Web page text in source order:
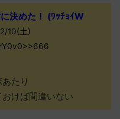
決めた！ (ﾜｯﾁｮｲW
10(土)
たり
けば間違いない